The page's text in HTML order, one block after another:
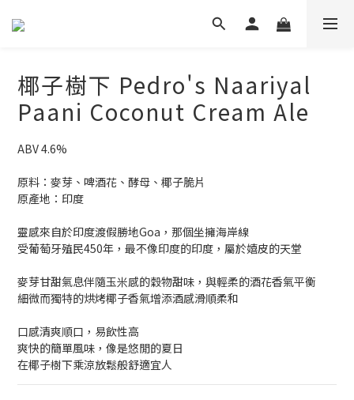
椰子樹下 Pedro's Naariyal
Paani Coconut Cream Ale
ABV 4.6%
原料：麥芽、啤酒花、酵母、椰子脆片
原產地：印度
靈感來自於印度渡假勝地Goa，那個坐擁海岸線
受葡萄牙殖民450年，最不像印度的印度，屬於嬉皮的天堂
麥芽甘甜氣息伴隨玉米感的穀物甜味，與輕柔的酒花香氣平衡
細微而獨特的烘烤椰子香氣增添酒感滑順柔和
口感清爽順口，易飲性高
爽快的簡單風味，像是悠閒的夏日
在椰子樹下乘涼放鬆般舒適宜人